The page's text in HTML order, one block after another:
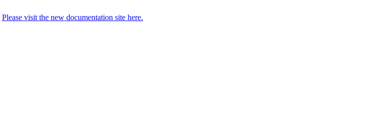
Please visit the new documentation site here.